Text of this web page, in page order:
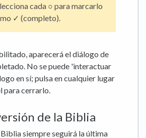
cada ○ para marcarlo
✓ (completo).
aparecerá el diálogo de
No se puede 'interactuar
en sí; pulsa en cualquier lugar
para cerrarlo.
de la Biblia
siempre seguirá la última